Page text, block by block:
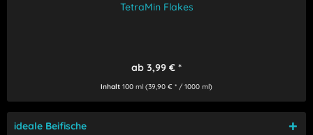
TetraMin Flakes
ab 3,99 € *
Inhalt 100 ml (39,90 € * / 1000 ml)
ideale Beifische